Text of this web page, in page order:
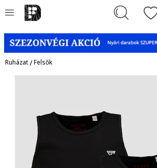
Ruházat/Felsők